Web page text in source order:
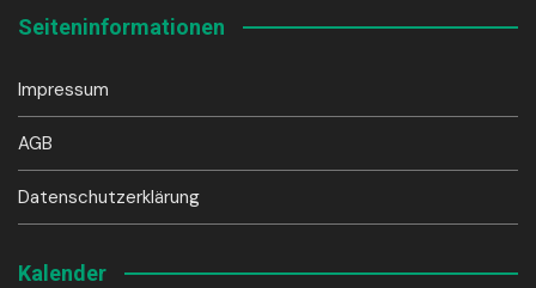
Seiteninformationen
Impressum
AGB
Datenschutzerklärung
Kalender